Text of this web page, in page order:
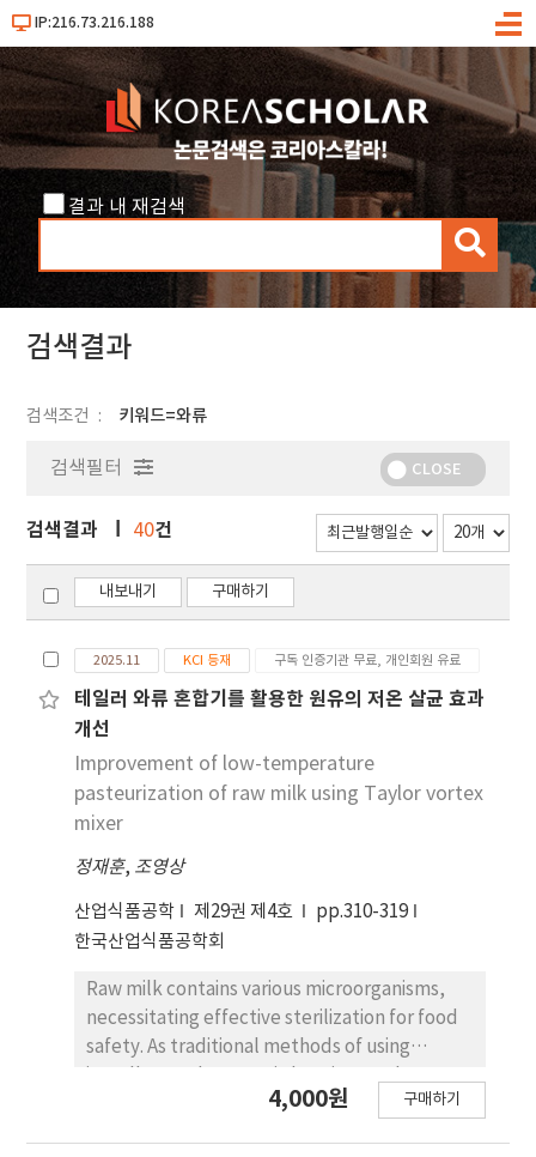
IP:216.73.216.188
메
결과 내 재검색
검
색
검색결과
검색조건 키워드=와류
검색필터 CLOSE
검색결과 40건
내보내기 구매하기
2025.11 KCI 등재 구독 인증기관 무료, 개인회원 유료
테일러 와류 혼합기를 활용한 원유의 저온 살균 효과
개선
Improvement of low-temperature
pasteurization of raw milk using Taylor vortex
mixer
정재훈, 조영상
산업식품공학 제29권 제4호
pp.310-319
한국산업식품공학회
Raw milk contains various microorganisms,
necessitating effective sterilization for food
safety. As traditional methods of using
bottom flasks remain inefficient and time-
4,000원 구매하기